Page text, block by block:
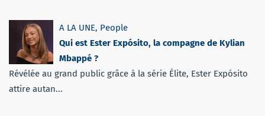
A LA UNE, People
Qui est Ester Expósito, la compagne de Kylian
Mbappé ?
Révélée au grand public grâce à la série Élite, Ester Expósito
attire autan...